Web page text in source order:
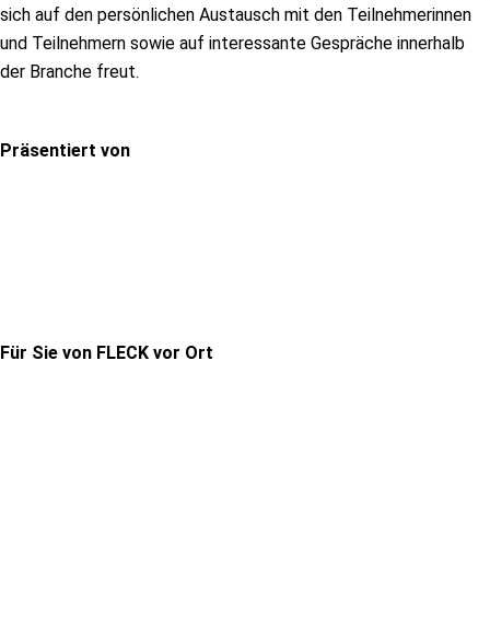
sich auf den persönlichen Austausch mit den Teilnehmerinnen
und Teilnehmern sowie auf interessante Gespräche innerhalb
der Branche freut.
Präsentiert von
Für Sie von FLECK vor Ort